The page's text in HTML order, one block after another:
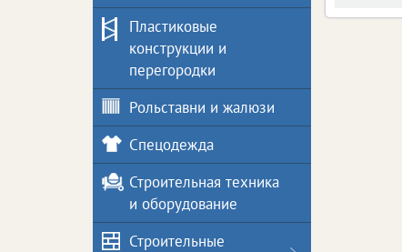
Пластиковые
конструкции и
перегородки
Рольставни и жалюзи
Спецодежда
Строительная техника
и оборудование
Строительные